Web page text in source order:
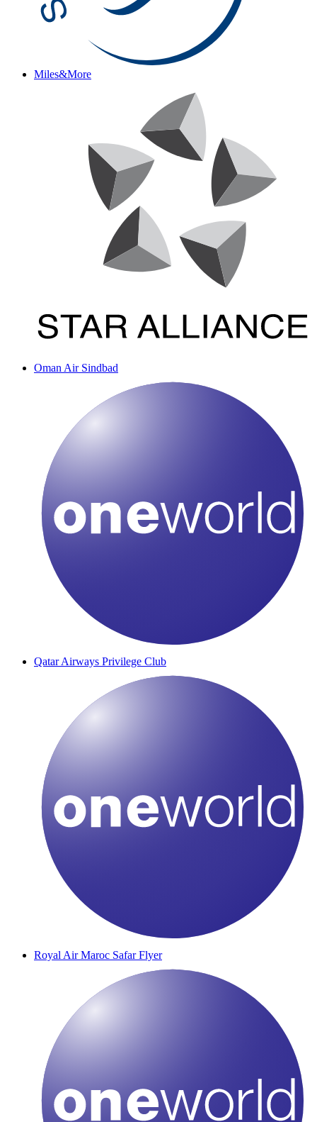
Miles&More
Oman Air Sindbad
Qatar Airways Privilege Club
Royal Air Maroc Safar Flyer